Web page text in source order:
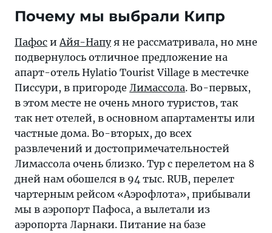
Почему мы выбрали Кипр
Пафос иАйя-Напуя не рассматривала, но мне
подвернулось отличное предложение на
апарт-отель Hylatio Tourist Village в местечке
Писсури, в пригороде Лимассола. Во-первых,
в этом месте не очень много туристов, так
так нет отелей, в основном апартаменты или
частные дома. Во-вторых, до всех
развлечений и достопримечательностей
Лимассола очень близко. Тур с перелетом на 8
дней нам обошелся в 94 тыс. RUB, перелет
чартерным рейсом «Аэрофлота», прибывали
мы в аэропорт Пафоса, а вылетали из
аэропорта Ларнаки. Питание на базе